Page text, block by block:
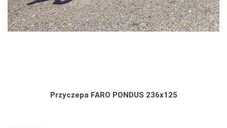
Przyczepa FARO PONDUS 236x125